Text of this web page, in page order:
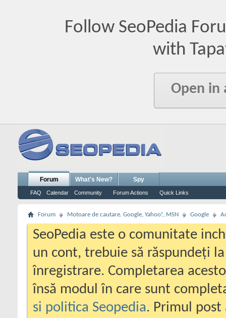
Follow SeoPedia
with
Open in
Forum
FAQ Calendar Community Forum Actions Quick Links
What's New? Spy
Forum Motoare de cautare. Google, Yahoo!, MSN Google
SeoPedia este o comunitate
un cont, trebuie să răspundeți
înregistrare. Completarea
însă modul în care sunt
si politica Seopedia. Primul